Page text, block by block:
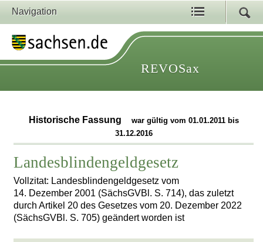
Navigation
REVOSax
Historische Fassung
war gültig vom 01.01.2011 bis
31.12.2016
Landesblindengeldgesetz
Vollzitat: Landesblindengeldgesetz vom
14. Dezember 2001 (SächsGVBl. S. 714), das zuletzt
durch Artikel 20 des Gesetzes vom 20. Dezember 2022
(SächsGVBl. S. 705) geändert worden ist